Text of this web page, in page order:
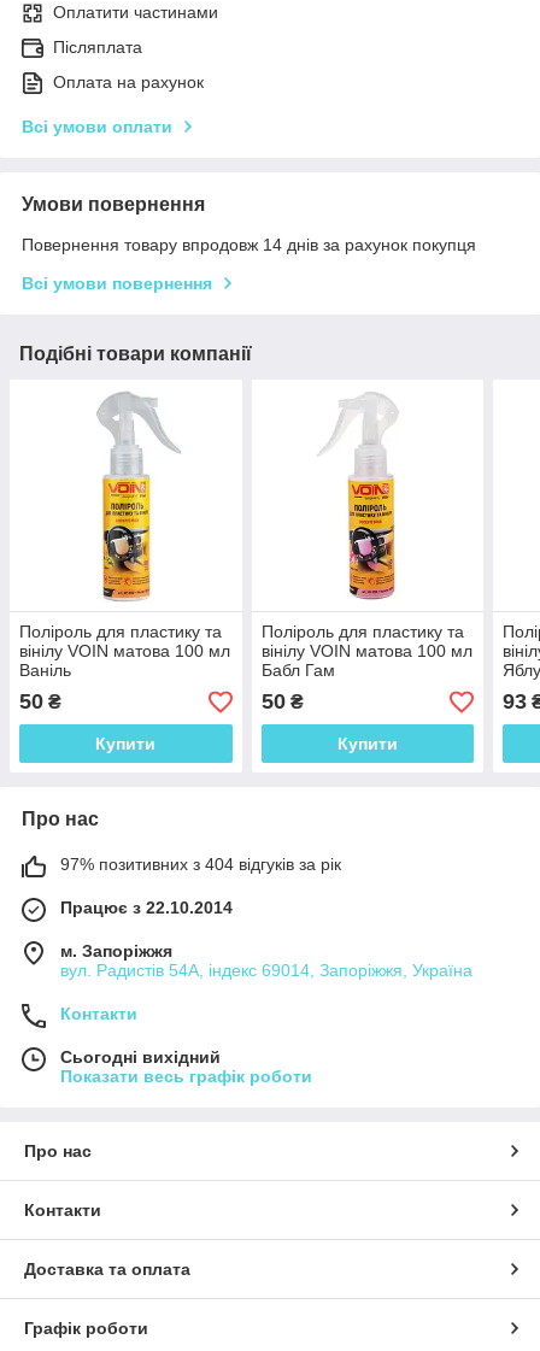
Оплатити частинами
Післяплата
Оплата на рахунок
Всі умови оплати
Умови повернення
Повернення товару впродовж 14 днів за рахунок покупця
Всі умови повернення
Подібні товари компанії
Поліроль для пластику та
вінілу VOIN матова 100 мл
Ваніль
50 ₴
Купити
Поліроль для пластику та
вінілу VOIN матова 100 мл
Бабл Гам
50₴
Купити
93
Про нас
97% позитивних з 404 відгуків за рік
Працює з 22.10.2014
м. Запоріжжя
вул. Радистів 54А, індекс 69014, Запоріжжя, Україна
Контакти
Сьогодні вихідний
Показати весь графік роботи
Про нас
Контакти
Доставка та оплата
Графік роботи